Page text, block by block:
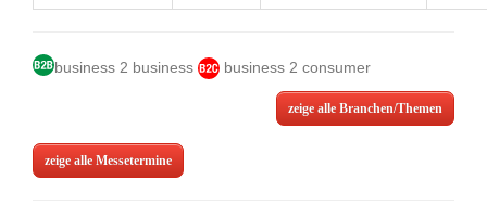
business 2 business business 2 consumer
zeige alle Branchen/Themen
zeige alle Messetermine